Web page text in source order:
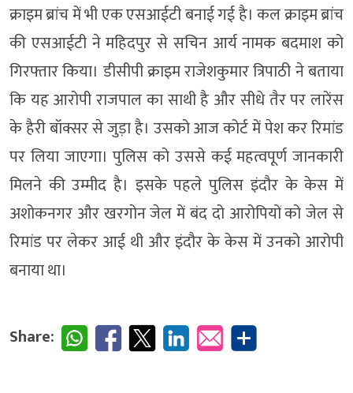
क्राइम ब्रांच में भी एक एसआईटी बनाई गई है। कल क्राइम ब्रांच
की एसआईटी ने महिदपुर से सचिन आर्य नामक बदमाश को
गिरफ्तार किया। डीसीपी क्राइम राजेशकुमार त्रिपाठी ने बताया
कि यह आरोपी राजपाल का साथी है और सीधे तैर पर लारेंस
के हैरी बॉक्सर से जुड़ा है। उसको आज कोर्ट में पेश कर रिमांड
पर लिया जाएगा। पुलिस को उससे कई महत्वपूर्ण जानकारी
मिलने की उम्मीद है। इसके पहले पुलिस इंदौर के केस में
अशोकनगर और खरगोन जेल में बंद दो आरोपियों को जेल से
रिमांड पर लेकर आई थी और इंदौर के केस में उनको आरोपी
बनाया था।
Share: